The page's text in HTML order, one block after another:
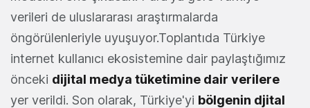
verileri de uluslararası araştırmalarda
öngörülenleriyle uyuşuyor.Toplantıda Türkiye
internet kullanıcı ekosistemine dair paylaştığımız
önceki dijital medya tüketimine dair verilere
yer verildi. Son olarak, Türkiye'yi bölgenin djital